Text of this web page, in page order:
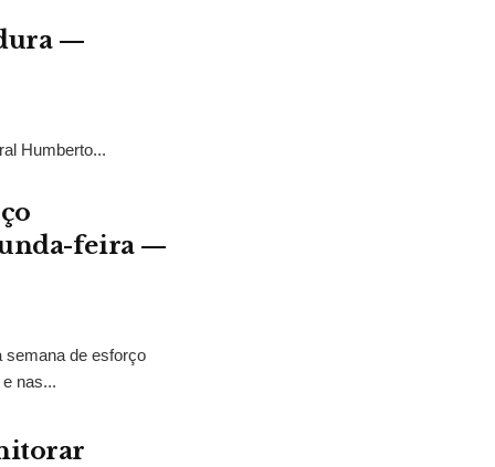
—
Humberto...
feira —
semana de esforço
nas...